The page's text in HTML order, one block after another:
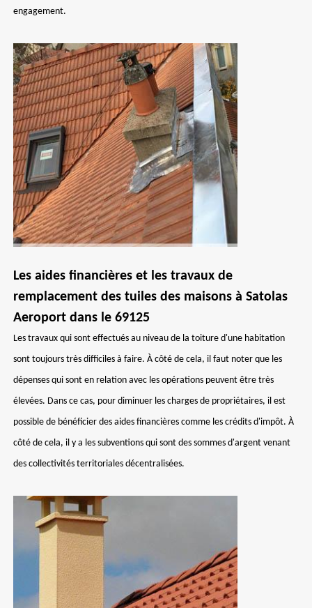
engagement.
Les aides financières et les travaux de
remplacement des tuiles des maisons à Satolas
Aeroport dans le 69125
Les travaux qui sont effectués au niveau de la toiture d'une habitation
sont toujours très difficiles à faire. À côté de cela, il faut noter que les
dépenses qui sont en relation avec les opérations peuvent être très
élevées. Dans ce cas, pour diminuer les charges de propriétaires, il est
possible de bénéficier des aides financières comme les crédits d'impôt. À
côté de cela, il y a les subventions qui sont des sommes d'argent venant
des collectivités territoriales décentralisées.